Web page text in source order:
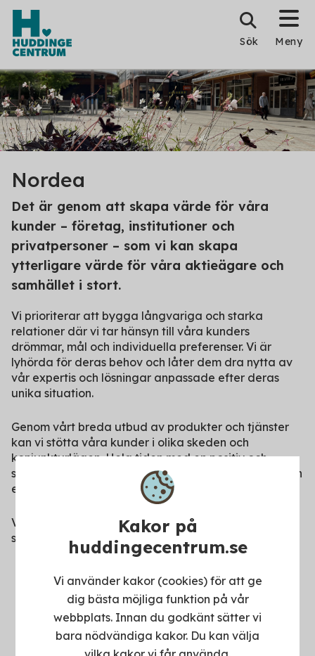
Kakor på
huddingecentrum.se
Vi använder kakor (cookies) för att ge
dig bästa möjliga funktion på vår
webbplats. Innan du godkänt sätter vi
bara nödvändiga kakor. Du kan välja
Sök Meny
Nordea
Det är genom att skapa värde för våra
kunder – företag, institutioner och
privatpersoner – som vi kan skapa
ytterligare värde för våra aktieägare och
samhället i stort.
Vi prioriterar att bygga långvariga och starka
relationer där vi tar hänsyn till våra kunders
drömmar, mål och individuella preferenser. Vi är
lyhörda för deras behov och låter dem dra nytta av
vår expertis och lösningar anpassade efter deras
unika situation.
Genom vårt breda utbud av produkter och tjänster
kan vi stötta våra kunder i olika skeden och
konjunkturlägen. Hela tiden med en positiv och
sammanhängande upplevelse i alla våra kanaler och
en personligt anpassad rådgivning.
Vår ambition är att vara en digital föregångare i vår
sektor.